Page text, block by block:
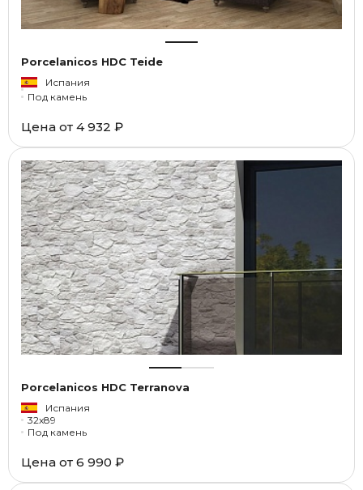
Porcelanicos HDC Teide
Испания
Под камень
Цена от 4 932 ₽
Porcelanicos HDC Terranova
Испания
32x89
Под камень
Цена от 6 990 ₽